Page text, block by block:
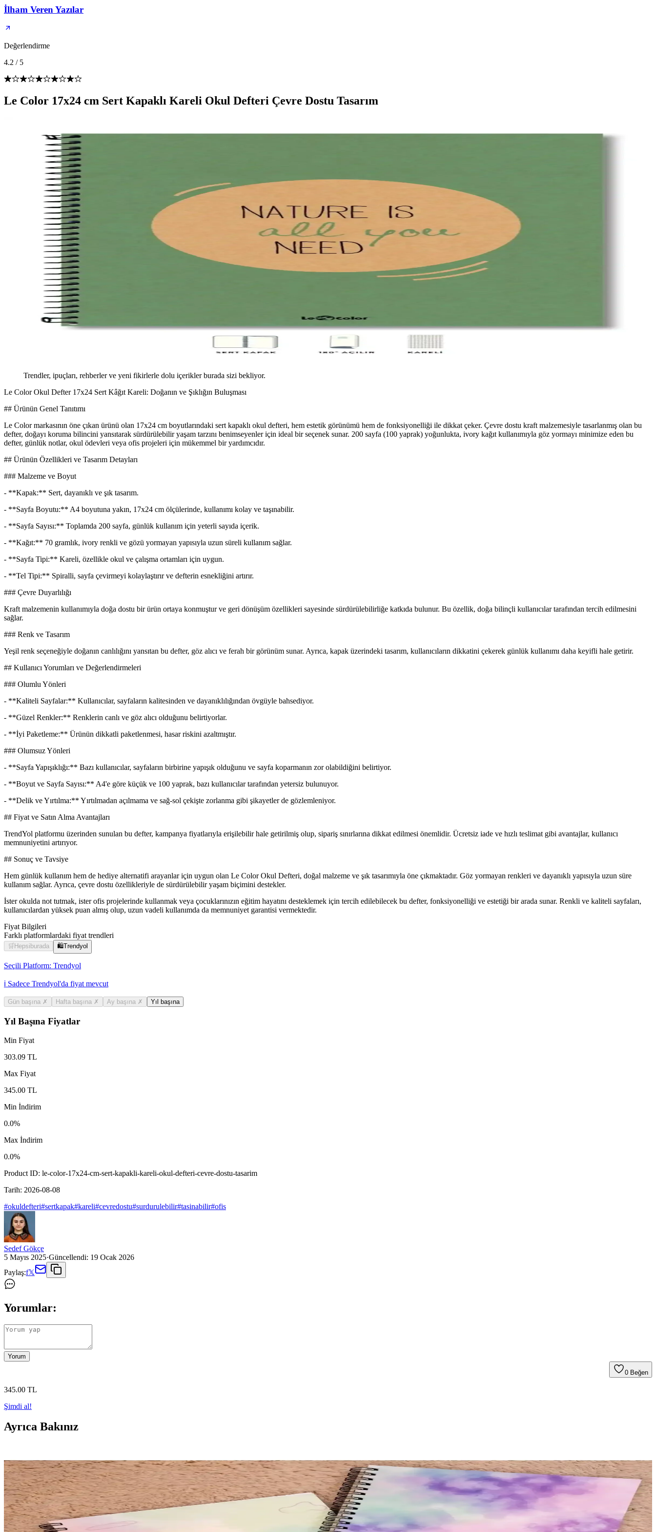
İlham Veren Yazılar
Değerlendirme
4.2 / 5
Le Color 17x24 cm Sert Kapaklı Kareli Okul Defteri Çevre Dostu Tasarım
Trendler, ipuçları, rehberler ve yeni fikirlerle dolu içerikler burada sizi bekliyor.
Le Color Okul Defter 17x24 Sert Kâğıt Kareli: Doğanın ve Şıklığın Buluşması
## Ürünün Genel Tanıtımı
Le Color markasının öne çıkan ürünü olan 17x24 cm boyutlarındaki sert kapaklı okul defteri, hem estetik görünümü hem de fonksiyonelliği ile dikkat çeker. Çevre dostu kraft malzemesiyle tasarlanmış olan bu
defter, doğayı koruma bilincini yansıtarak sürdürülebilir yaşam tarzını benimseyenler için ideal bir seçenek sunar. 200 sayfa (100 yaprak) yoğunlukta, ivory kağıt kullanımıyla göz yormayı minimize eden bu
defter, günlük notlar, okul ödevleri veya ofis projeleri için mükemmel bir yardımcıdır.
## Ürünün Özellikleri ve Tasarım Detayları
### Malzeme ve Boyut
- **Kapak:** Sert, dayanıklı ve şık tasarım.
- **Sayfa Boyutu:** A4 boyutuna yakın, 17x24 cm ölçülerinde, kullanımı kolay ve taşınabilir.
- **Sayfa Sayısı:** Toplamda 200 sayfa, günlük kullanım için yeterli sayıda içerik.
- **Kağıt:** 70 gramlık, ivory renkli ve gözü yormayan yapısıyla uzun süreli kullanım sağlar.
- **Sayfa Tipi:** Kareli, özellikle okul ve çalışma ortamları için uygun.
- **Tel Tipi:** Spiralli, sayfa çevirmeyi kolaylaştırır ve defterin esnekliğini artırır.
### Çevre Duyarlılığı
Kraft malzemenin kullanımıyla doğa dostu bir ürün ortaya konmuştur ve geri dönüşüm özellikleri sayesinde sürdürülebilirliğe katkıda bulunur. Bu özellik, doğa bilinçli kullanıcılar tarafından tercih edilmesini
sağlar.
### Renk ve Tasarım
Yeşil renk seçeneğiyle doğanın canlılığını yansıtan bu defter, göz alıcı ve ferah bir görünüm sunar. Ayrıca, kapak üzerindeki tasarım, kullanıcıların dikkatini çekerek günlük kullanımı daha keyifli hale getirir.
## Kullanıcı Yorumları ve Değerlendirmeleri
### Olumlu Yönleri
- **Kaliteli Sayfalar:** Kullanıcılar, sayfaların kalitesinden ve dayanıklılığından övgüyle bahsediyor.
- **Güzel Renkler:** Renklerin canlı ve göz alıcı olduğunu belirtiyorlar.
- **İyi Paketleme:** Ürünün dikkatli paketlenmesi, hasar riskini azaltmıştır.
### Olumsuz Yönleri
- **Sayfa Yapışıklığı:** Bazı kullanıcılar, sayfaların birbirine yapışık olduğunu ve sayfa koparmanın zor olabildiğini belirtiyor.
- **Boyut ve Sayfa Sayısı:** A4'e göre küçük ve 100 yaprak, bazı kullanıcılar tarafından yetersiz bulunuyor.
- **Delik ve Yırtılma:** Yırtılmadan açılmama ve sağ-sol çekişte zorlanma gibi şikayetler de gözlemleniyor.
## Fiyat ve Satın Alma Avantajları
TrendYol platformu üzerinden sunulan bu defter, kampanya fiyatlarıyla erişilebilir hale getirilmiş olup, sipariş sınırlarına dikkat edilmesi önemlidir. Ücretsiz iade ve hızlı teslimat gibi avantajlar, kullanıcı
memnuniyetini artırıyor.
## Sonuç ve Tavsiye
Hem günlük kullanım hem de hediye alternatifi arayanlar için uygun olan Le Color Okul Defteri, doğal malzeme ve şık tasarımıyla öne çıkmaktadır. Göz yormayan renkleri ve dayanıklı yapısıyla uzun süre
kullanım sağlar. Ayrıca, çevre dostu özellikleriyle de sürdürülebilir yaşam biçimini destekler.
İster okulda not tutmak, ister ofis projelerinde kullanmak veya çocuklarınızın eğitim hayatını desteklemek için tercih edilebilecek bu defter, fonksiyonelliği ve estetiği bir arada sunar. Renkli ve kaliteli sayfaları,
kullanıcılardan yüksek puan almış olup, uzun vadeli kullanımda da memnuniyet garantisi vermektedir.
Fiyat Bilgileri
Farklı platformlardaki fiyat trendleri
🛒 Hepsiburada 🛍️Trendyol
Seçili Platform: Trendyol
ℹ️ Sadece Trendyol'da fiyat mevcut
Gün başına ✗ Hafta başına ✗ Ay başına ✗ Yıl başına
Yıl Başına Fiyatlar
Min Fiyat
303.09 TL
Max Fiyat
345.00 TL
Min İndirim
0.0%
Max İndirim
0.0%
Product ID: le-color-17x24-cm-sert-kapakli-kareli-okul-defteri-cevre-dostu-tasarim
Tarih: 2026-08-08
#okuldefteri#sertkapak#kareli#cevredostu#surdurulebilir#tasinabilir#ofis
Sedef Gökçe
5 Mayıs 2025·Güncellendi: 19 Ocak 2026
Paylaş:f𝕏
Yorumlar:
Yorum
0 Beğen
345.00 TL
Şimdi al!
Ayrıca Bakınız
Göz alıcı tasarımı ve yüksek kalitesiyle Smile Notes A5 spiralli defteri, günlük kullanım ve okul ihtiyaçları için ideal, düzenli ve şık notlar sağlar.
3 Çınar Spiralli A5 Kareli Defter: Dayanıklı ve Çok Amaçlı Günlük Notlar İçin
Geniş kullanım alanı, dayanıklılığı ve şık tasarımıyla 3 Çınar spiralli A5 kareli defter, not tutma ve çizim için mükemmel bir seçim. Uzun ömürlü ve taşınabilir yapısıyla günlük ihtiyaçlarınızı karşılar.